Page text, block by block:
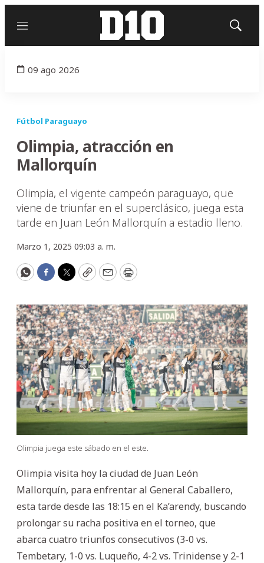
Menú
Mostrar
09 ago 2026
Fútbol Paraguayo
Olimpia, atracción en
Mallorquín
Olimpia, el vigente campeón paraguayo, que
viene de triunfar en el superclásico, juega esta
tarde en Juan León Mallorquín a estadio lleno.
Marzo 1, 2025 09:03 a. m.
WhatsApp
Facebook
Twitter
CopyEmailPrint
Olimpia juega este sábado en el este.
Olimpia visita hoy la ciudad de Juan León
Mallorquín, para enfrentar al General Caballero,
esta tarde desde las 18:15 en el Ka’arendy, buscando
prolongar su racha positiva en el torneo, que
abarca cuatro triunfos consecutivos (3-0 vs.
Tembetary, 1-0 vs. Luqueño, 4-2 vs. Trinidense y 2-1